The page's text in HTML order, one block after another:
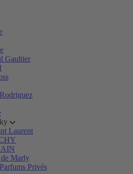
Gaultier
Laurent
de Marly
Privés